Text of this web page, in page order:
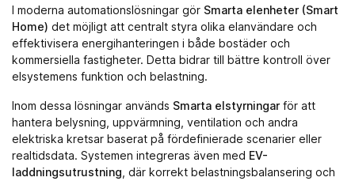
I moderna automationslösningar gör Smarta elenheter (Smart
Home) det möjligt att centralt styra olika elanvändare och
effektivisera energihanteringen i både bostäder och
kommersiella fastigheter. Detta bidrar till bättre kontroll över
elsystemens funktion och belastning.
Inom dessa lösningar används Smarta elstyrningar för att
hantera belysning, uppvärmning, ventilation och andra
elektriska kretsar baserat på fördefinierade scenarier eller
realtidsdata. Systemen integreras även med EV-
laddningsutrustning , där korrekt belastningsbalansering och